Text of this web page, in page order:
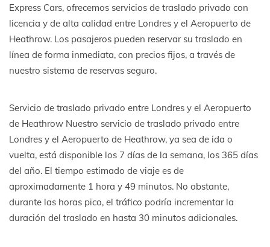
Express Cars, ofrecemos servicios de traslado privado con
licencia y de alta calidad entre Londres y el Aeropuerto de
Heathrow. Los pasajeros pueden reservar su traslado en
línea de forma inmediata, con precios fijos, a través de
nuestro sistema de reservas seguro.
Servicio de traslado privado entre Londres y el Aeropuerto
de Heathrow Nuestro servicio de traslado privado entre
Londres y el Aeropuerto de Heathrow, ya sea de ida o
vuelta, está disponible los 7 días de la semana, los 365 días
del año. El tiempo estimado de viaje es de
aproximadamente 1 hora y 49 minutos. No obstante,
durante las horas pico, el tráfico podría incrementar la
duración del traslado en hasta 30 minutos adicionales.